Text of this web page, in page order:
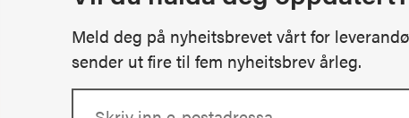
Meld deg på nyheitsbrevet vårt for
sender ut fire til fem nyheitsbrev årleg.